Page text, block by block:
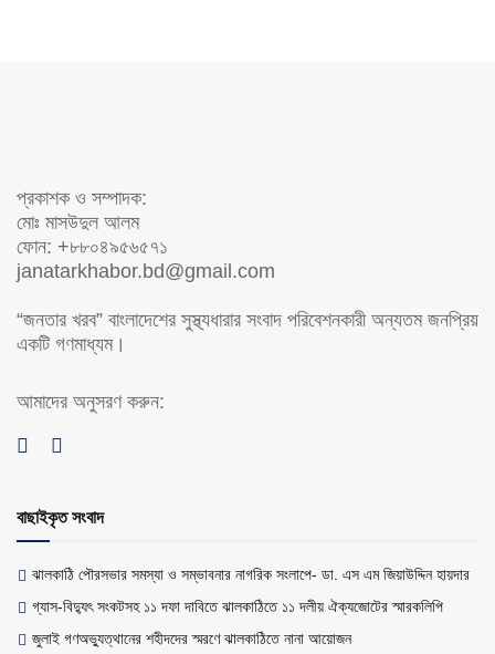
প্রকাশক ও সম্পাদক:
মোঃ মাসউদুল আলম
ফোন: +৮৮০৪৯৫৬৫৭১
janatarkhabor.bd@gmail.com
“জনতার খরব” বাংলাদেশের সুস্থ্যধারার সংবাদ পরিবেশনকারী অন্যতম জনপ্রিয়
একটি গণমাধ্যম।
আমাদের অনুসরণ করুন:
বাছাইকৃত সংবাদ
ঝালকাঠি পৌরসভার সমস্যা ও সম্ভাবনার নাগরিক সংলাপে- ডা. এস এম জিয়াউদ্দিন হায়দার
গ্যাস-বিদ্যুৎ সংকটসহ ১১ দফা দাবিতে ঝালকাঠিতে ১১ দলীয় ঐক্যজোটের স্মারকলিপি
জুলাই গণঅভ্যুত্থানের শহীদদের স্মরণে ঝালকাঠিতে নানা আয়োজন